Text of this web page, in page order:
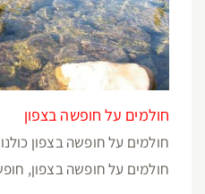
חולמים על חופשה בצפון
חולמים על חופשה בצפון
חולמים על חופשה בצפון,